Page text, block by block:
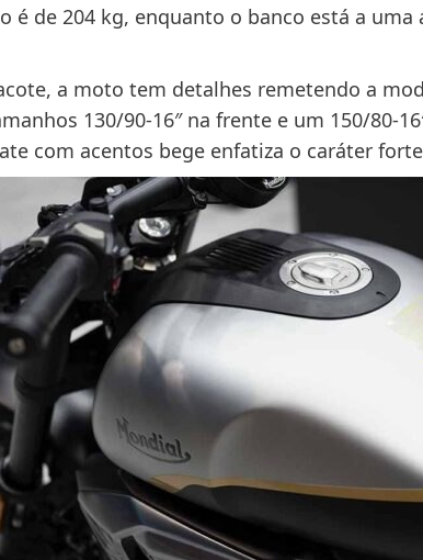
é de 204 kg, enquanto o banco está a uma
a moto tem detalhes remetendo a
130/90-16″ na frente e um 150/80-
com acentos bege enfatiza o caráter